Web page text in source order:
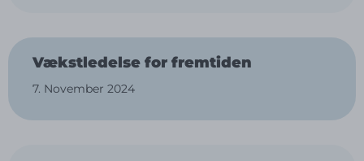
Vækstledelse for fremtiden
7. November 2024